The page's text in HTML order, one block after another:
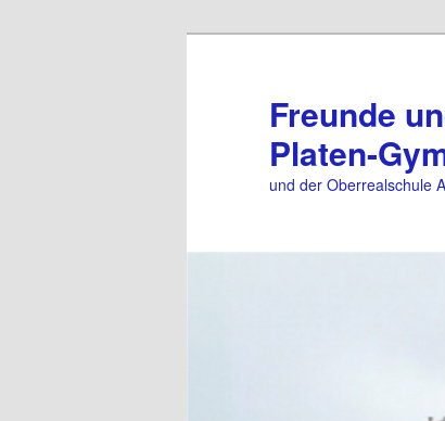
Freunde
Platen-
und der Oberrealschule